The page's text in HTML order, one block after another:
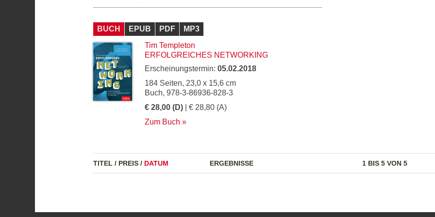
BUCH EPUB PDF
MP3
Tim Templeton
ERFOLGREICHES NETWORKING
Erscheinungstermin: 05.02.2018
184 Seiten, 23,0 x 15,6 cm
Buch, 978-3-86936-828-3
€ 28,00 (D) | € 28,80 (A)
Zum Buch
TITEL / PREIS / DATUM ERGEBNISSE 1 BIS 5 VON 5